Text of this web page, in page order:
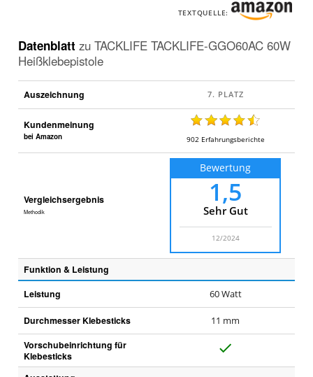
TEXTQUELLE:
Datenblatt zu TACKLIFE TACKLIFE-GGO60AC 60W
Heißklebepistole
Auszeichnung
Kundenmeinung
bei Amazon 902 Erfahrungsberichte
Vergleichsergebnis
Methodik
Bewertung
1,5
Sehr Gut
12/2024
Funktion & Leistung
Leistung
60 Watt
Durchmesser Klebesticks 11 mm
Vorschubeinrichtung für
Klebesticks